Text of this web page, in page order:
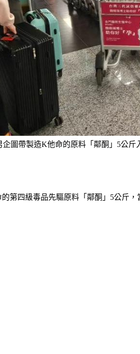
企圖帶製造K他命的原料「鄰酮」5公斤
第四級毒品先驅原料「鄰酮」5公斤